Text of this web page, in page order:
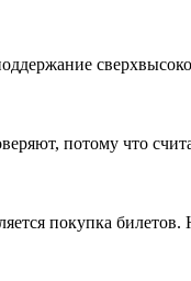
потому что
покупка